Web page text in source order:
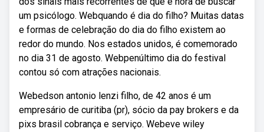
um psicólogo. Webquando é dia do filho? Muitas datas
e formas de celebração do dia do filho existem ao
redor do mundo. Nos estados unidos, é comemorado
no dia 31 de agosto. Webpenúltimo dia do festival
contou só com atrações nacionais.
Webedson antonio lenzi filho, de 42 anos é um
empresário de curitiba (pr), sócio da pay brokers e da
pixs brasil cobrança e serviço. Webeve wiley